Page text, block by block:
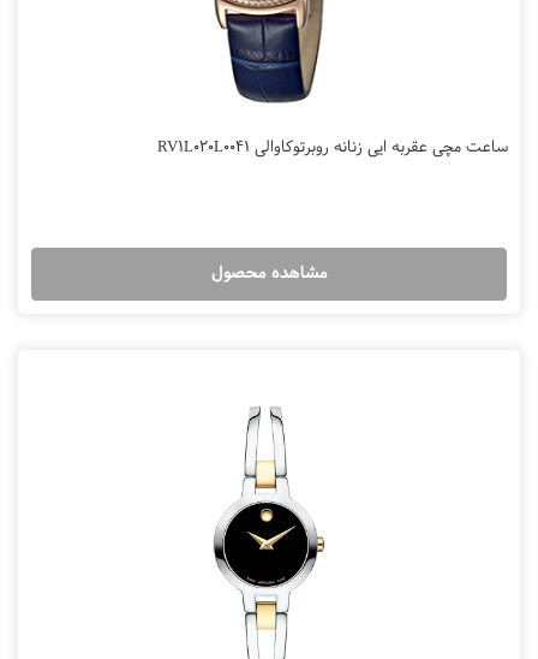
ساعت مچی عقربه ایی زنانه روبرتوکاوالی RV1L020L0041
مشاهده محصول